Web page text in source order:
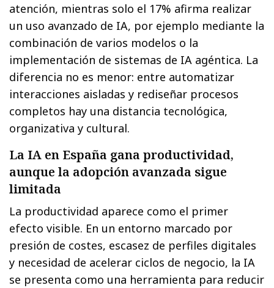
atención, mientras solo el 17% afirma realizar
un uso avanzado de IA, por ejemplo mediante la
combinación de varios modelos o la
implementación de sistemas de IA agéntica. La
diferencia no es menor: entre automatizar
interacciones aisladas y rediseñar procesos
completos hay una distancia tecnológica,
organizativa y cultural.
La IA en España gana productividad,
aunque la adopción avanzada sigue
limitada
La productividad aparece como el primer
efecto visible. En un entorno marcado por
presión de costes, escasez de perfiles digitales
y necesidad de acelerar ciclos de negocio, la IA
se presenta como una herramienta para reducir